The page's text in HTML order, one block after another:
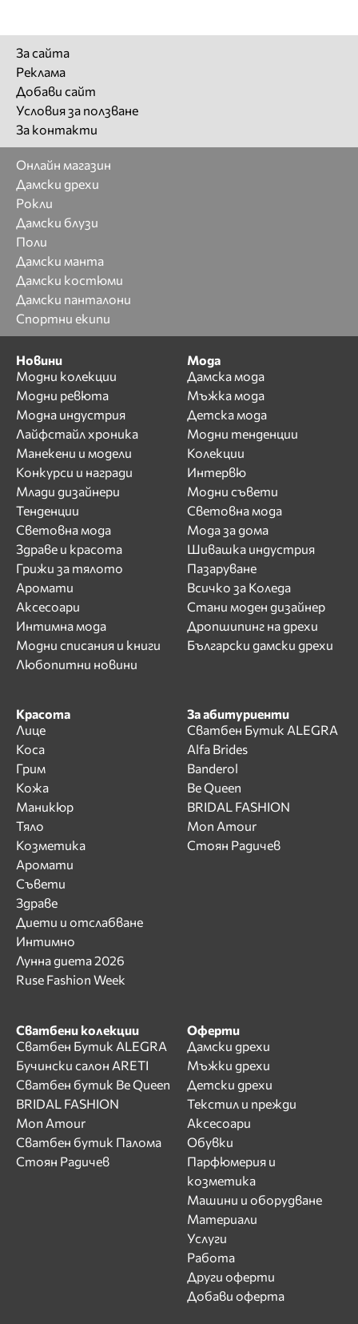
За сайта
Реклама
Добави сайт
Условия за ползване
За контакти
Онлайн магазин
Дамски дрехи
Рокли
Дамски блузи
Поли
Дамски манта
Дамски костюми
Дамски панталони
Спортни екипи
Новини
Модни колекции
Модни ревюта
Модна индустрия
Лайфстайл хроника
Манекени и модели
Конкурси и награди
Млади дизайнери
Тенденции
Световна мода
Здраве и красота
Грижи за тялото
Аромати
Аксесоари
Интимна мода
Модни списания и книги
Любопитни новини
Мода
Дамска мода
Мъжка мода
Детска мода
Модни тенденции
Колекции
Интервю
Модни съвети
Световна мода
Мода за дома
Шивашка индустрия
Пазаруване
Всичко за Коледа
Стани моден дизайнер
Дропшипинг на дрехи
Български дамски дрехи
Красота
Лице
Коса
Грим
Кожа
Маникюр
Тяло
Козметика
Аромати
Съвети
Здраве
Диети и отслабване
Интимно
Лунна диета 2026
Ruse Fashion Week
За абитуриенти
Сватбен Бутик ALEGRA
Alfa Brides
Banderol
Be Queen
BRIDAL FASHION
Mon Amour
Стоян Радичев
Сватбени колекции
Сватбен Бутик ALEGRA
Бучински салон ARETI
Сватбен бутик Be Queen
BRIDAL FASHION
Mon Amour
Сватбен бутик Палома
Стоян Радичев
Оферти
Дамски дрехи
Мъжки дрехи
Детски дрехи
Текстил и прежди
Аксесоари
Обувки
Парфюмерия и
козметика
Машини и оборудване
Материали
Услуги
Работа
Други оферти
Добави оферта